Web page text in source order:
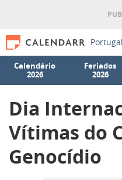
Portugal
Calendário
2026
Feriados
2026
Dia
Vítimas do
Genocídio